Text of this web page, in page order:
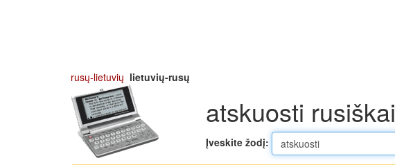
rusų-lietuvių lietuvių-rusų
atskuosti rusiškai
Įveskite žodį: